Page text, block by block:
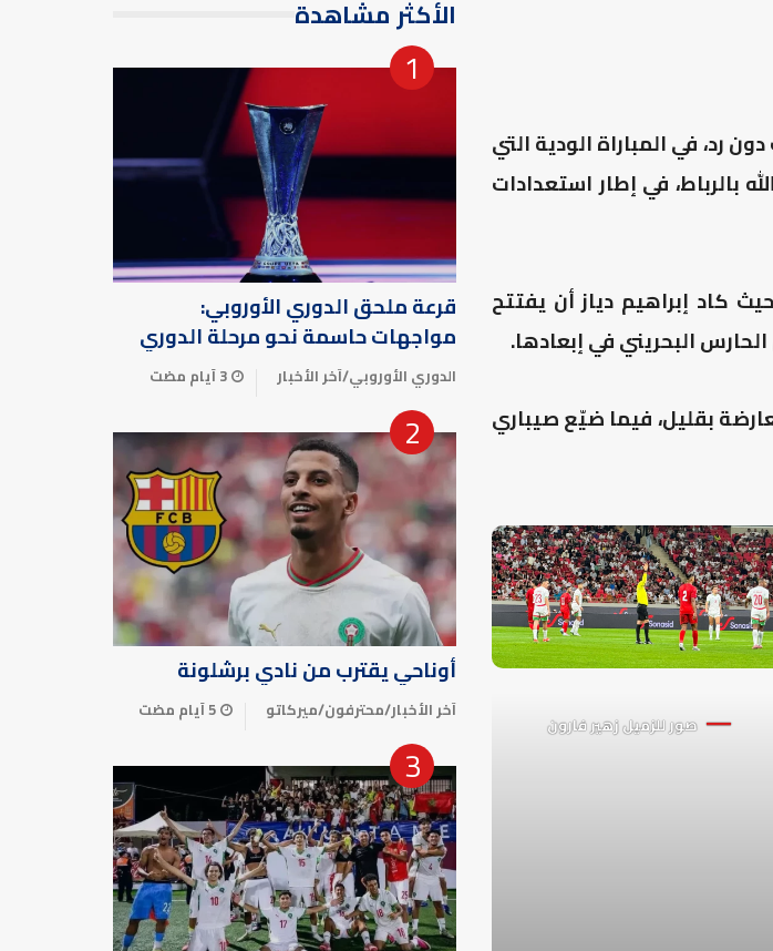
رد، في المباراة الودية التي
بالرباط، في إطار استعدادات
كاد إبراهيم دياز أن يفتتح
33 برأسية مرت فوق العارضة بقليل، فيما ضيّع صيباري
صور للزميل زهير فارون
الأكثر مشاهدة
قرعة ملحق الدوري الأوروبي:
مواجهات حاسمة نحو مرحلة الدوري
الدوري الأوروبي/آخر الأخبار 3 أيام مضت
أوناحي يقترب من نادي برشلونة
آخر الأخبار/محترفون/ميركاتو 5 أيام مضت